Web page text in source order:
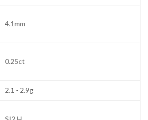
4.1mm
0.25ct
2.1 - 2.9g